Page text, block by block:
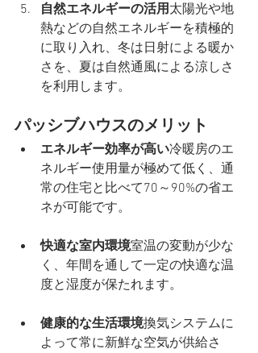
自然エネルギーの活用太陽光や地
熱などの自然エネルギーを積極的
に取り入れ、冬は日射による暖か
さを、夏は自然通風による涼しさ
を利用します。
パッシブハウスのメリット
エネルギー効率が高い冷暖房のエ
ネルギー使用量が極めて低く、通
常の住宅と比べて70～90%の省エ
ネが可能です。
快適な室内環境室温の変動が少な
く、年間を通して一定の快適な温
度と湿度が保たれます。
健康的な生活環境換気システムに
よって常に新鮮な空気が供給さ